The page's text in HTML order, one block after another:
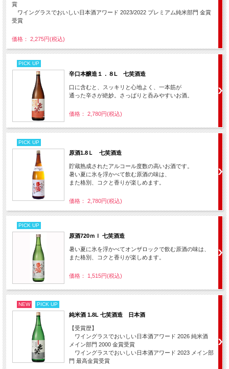
賞
ワイングラスでおいしい日本酒アワード 2023/2022 プレミアム純米部門 金賞
受賞
価格： 2,275円(税込)
PICK UP
辛口本醸造１．８L 七笑酒造
口に含むと、スッキリと心地よく、一本筋が
通った辛さが絶妙。さっぱりと呑みやすいお酒。
価格： 2,780円(税込)
PICK UP
原酒1.8Ｌ 七笑酒造
貯蔵熟成されたアルコール度数の高いお酒です。
暑い夏に氷を浮かべて飲む原酒の味は、
また格別、コクと香りが楽しめます。
価格： 2,780円(税込)
PICK UP
原酒720ｍｌ 七笑酒造
暑い夏に氷を浮かべてオンザロックで飲む原酒の味は、
また格別、コクと香りが楽しめます。
価格： 1,515円(税込)
NEW PICK UP
純米酒 1.8L 七笑酒造 日本酒
【受賞歴】
ワイングラスでおいしい日本酒アワード 2026 純米酒
メイン部門 2000 金賞受賞
ワイングラスでおいしい日本酒アワード 2023 メイン部
門 最高金賞受賞